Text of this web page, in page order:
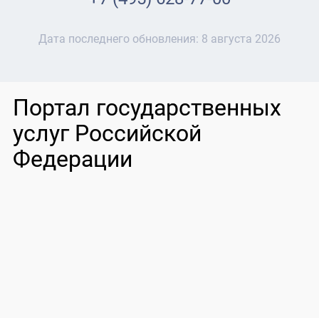
Дата последнего обновления: 8 августа 2026
Портал государственных
услуг Российской
Федерации